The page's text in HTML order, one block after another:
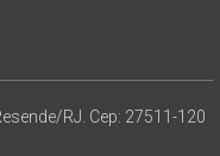
RJ. Cep: 27511-120